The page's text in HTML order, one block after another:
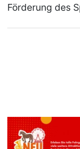
Förderung des